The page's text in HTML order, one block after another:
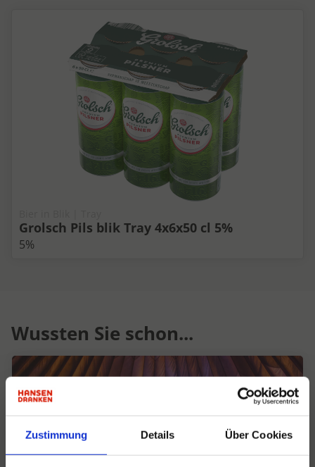
Zustimmung Details Über Cookies
Grolsch Pils blik Tray 4x6x50 cl 5%
5%
Wussten Sie schon...